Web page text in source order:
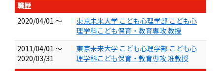
職歴
2020/04/01 ～
東京未来大学 こども心理学部 こども心
理学科こども保育・教育専攻 教授
2011/04/01 ～
2020/03/31
東京未来大学 こども心理学部 こども心
理学科こども保育・教育専攻 准教授